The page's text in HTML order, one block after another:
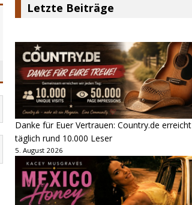
Letzte Beiträge
Danke für Euer Vertrauen: Country.de erreicht
täglich rund 10.000 Leser
5. August 2026